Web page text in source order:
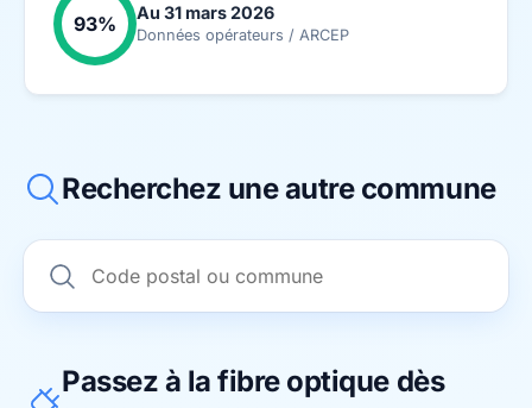
93% Au 31 mars 2026
Données opérateurs / ARCEP
Recherchez une autre commune
Passez à la fibre optique dès